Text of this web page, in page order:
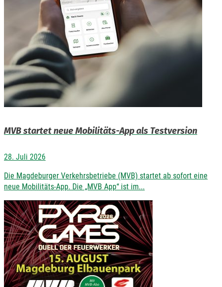
MVB startet neue Mobilitäts-App als Testversion
28. Juli 2026
Die Magdeburger Verkehrsbetriebe (MVB) startet ab sofort eine
neue Mobilitäts-App. Die „MVB App“ ist im...